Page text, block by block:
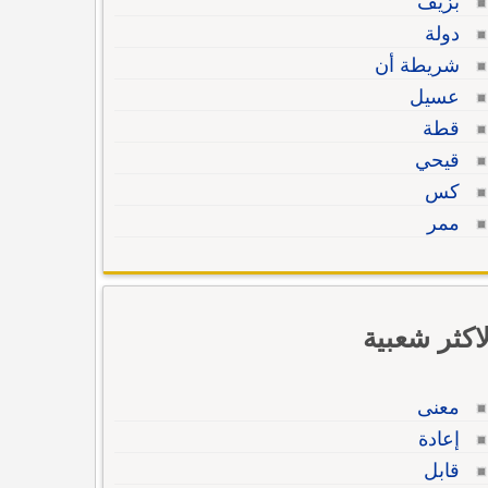
دولة
شريطة أن
عسيل
قطة
قيحي
كس
ممر
شعبية
معنى
إعادة
قابل